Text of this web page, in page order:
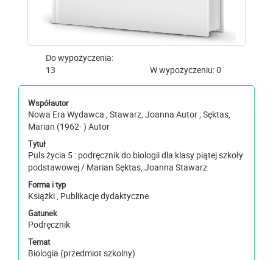
Do wypożyczenia:
13
W wypożyczeniu: 0
Współautor
Nowa Era Wydawca ; Stawarz, Joanna Autor ; Sęktas,
Marian (1962- ) Autor
Tytuł
Puls życia 5 : podręcznik do biologii dla klasy piątej szkoły
podstawowej / Marian Sęktas, Joanna Stawarz
Forma i typ
Książki , Publikacje dydaktyczne
Gatunek
Podręcznik
Temat
Biologia (przedmiot szkolny)